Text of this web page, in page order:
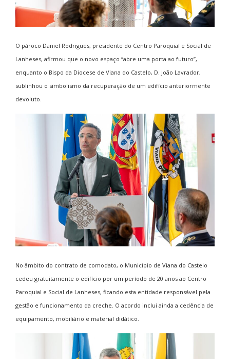
O pároco Daniel Rodrigues, presidente do Centro Paroquial e Social de
Lanheses, afirmou que o novo espaço “abre uma porta ao futuro”,
enquanto o Bispo da Diocese de Viana do Castelo, D. João Lavrador,
sublinhou o simbolismo da recuperação de um edifício anteriormente
devoluto.
No âmbito do contrato de comodato, o Município de Viana do Castelo
cedeu gratuitamente o edifício por um período de 20 anos ao Centro
Paroquial e Social de Lanheses, ficando esta entidade responsável pela
gestão e funcionamento da creche. O acordo inclui ainda a cedência de
equipamento, mobiliário e material didático.